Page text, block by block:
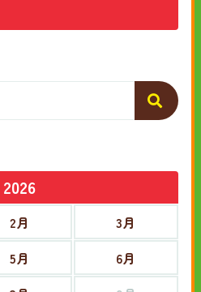
2026
2月
3月
5月
6月